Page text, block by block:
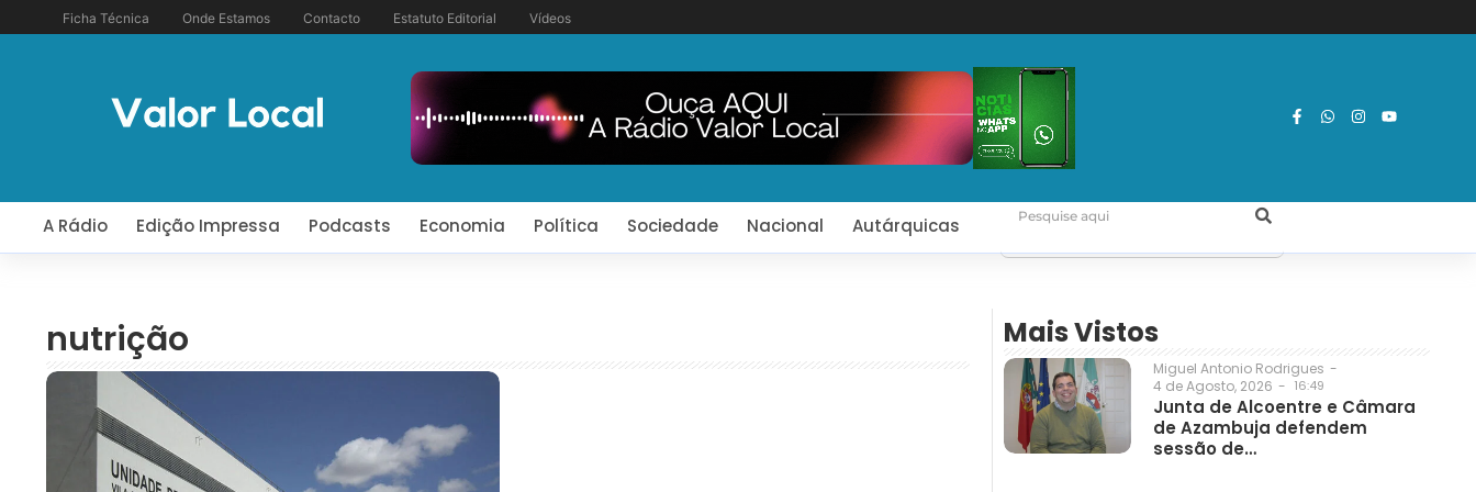
Ficha Técnica Onde Estamos Contacto Estatuto Editorial Vídeos
A Rádio Edição Impressa Podcasts Economia Política Sociedade Nacional Autárquicas
nutrição Mais Vistos
Miguel Antonio Rodrigues -
4 de Agosto, 2026 - 16:49
Junta de Alcoentre e Câmara
de Azambuja defendem
sessão de…